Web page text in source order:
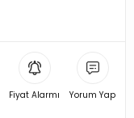
Fiyat Alarmı Yorum Yap